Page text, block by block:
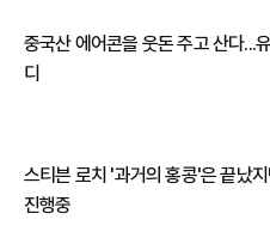
중국산 에어콘을 웃돈 주고 산다...
디
스티븐 로치 '과거의 홍콩'은 끝났
진행중